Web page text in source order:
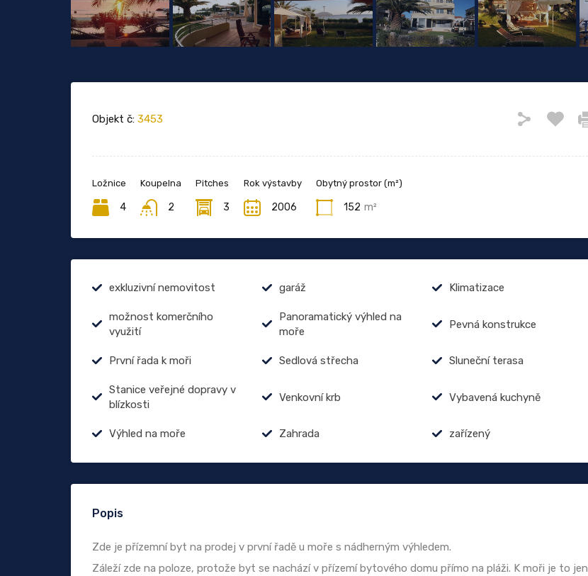
Objekt č: 3453
Ložnice
4
Koupelna
2
Pitches
3
Rok výstavby
2006
Obytný prostor (m²)
152 m²
exkluzivní nemovitost garáž Klimatizace
možnost komerčního
využití
Panoramatický výhled na
moře
Pevná konstrukce
První řada k moři Sedlová střecha Sluneční terasa
Stanice veřejné dopravy v
blízkosti
Venkovní krb Vybavená kuchyně
Výhled na moře Zahrada zařízený
Popis
Zde je přízemní byt na prodej v první řadě u moře s nádherným výhledem.
Záleží zde na poloze, protože byt se nachází v přízemí bytového domu přímo na pláži. K moři je to jen